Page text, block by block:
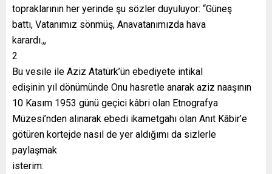
topraklarının her yerinde şu sözler duyuluyor: “Güneş
battı, Vatanımız sönmüş, Anavatanımızda hava
karardı.,,
2
Bu vesile ile Aziz Atatürk’ün ebediyete intikal
edişinin yıl dönümünde Onu hasretle anarak aziz naaşının
10 Kasım 1953 günü geçici kâbri olan Etnografya
Müzesi’nden alınarak ebedi ikametgahı olan Anıt Kâbir’e
götüren kortejde nasıl de yer aldığımı da sizlerle
paylaşmak
isterim: